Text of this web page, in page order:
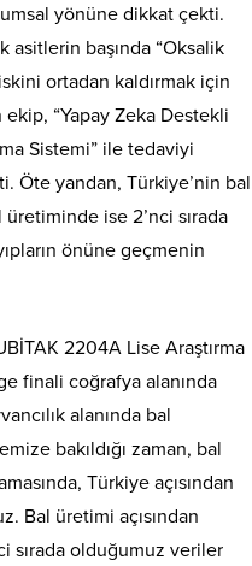
yönüne dikkat çekti.
başında “Oksalik
ortadan kaldırmak için
“Yapay Zeka Destekli
Sistemi” ile tedaviyi
Öte yandan, Türkiye’nin bal
üretiminde ise 2’nci sırada
önüne geçmenin
2204A Lise Araştırma
finali coğrafya alanında
alanında bal
bakıldığı zaman, bal
Türkiye açısından
Bal üretimi açısından
sırada olduğumuz veriler